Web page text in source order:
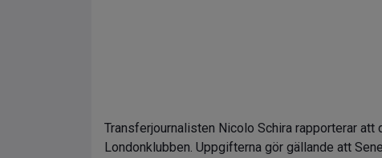
Transferjournalisten Nicolo Schira rapporterar
Londonklubben. Uppgifterna gör gällande att